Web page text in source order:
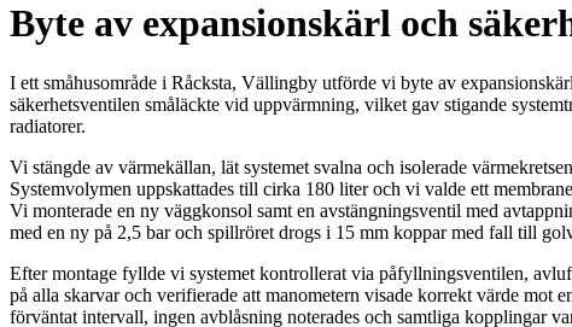
Byte av expansionskärl och
I ett småhusområde i Råcksta, Vällingby utförde vi byte av
säkerhetsventilen småläckte vid uppvärmning, vilket gav stigande
radiatorer.
Vi stängde av värmekällan, lät systemet svalna och isolerade
Systemvolymen uppskattades till cirka 180 liter och vi valde ett
Vi monterade en ny väggkonsol samt en avstängningsventil med
med en ny på 2,5 bar och spillröret drogs i 15 mm koppar med fall till
Efter montage fyllde vi systemet kontrollerat via påfyllningsventilen,
på alla skarvar och verifierade att manometern visade korrekt värde mot
förväntat intervall, ingen avblåsning noterades och samtliga kopplingar